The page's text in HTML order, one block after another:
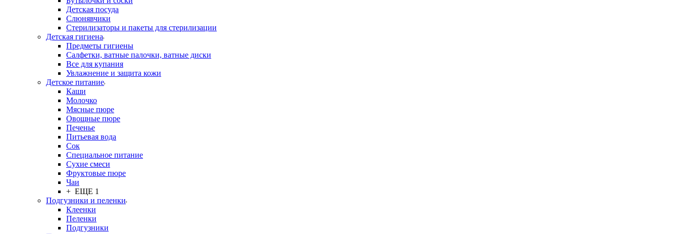
Детская посуда
Слюнявчики
Стерилизаторы и пакеты для стерилизации
Детская гигиена
Предметы гигиены
Салфетки, ватные палочки, ватные диски
Все для купания
Увлажнение и защита кожи
Детское питание
Каши
Молочко
Мясные пюре
Овощные пюре
Печенье
Питьевая вода
Сок
Специальное питание
Сухие смеси
Фруктовые пюре
Чаи
+ ЕЩЕ 1
Подгузники и пеленки
Клеенки
Пеленки
Подгузники